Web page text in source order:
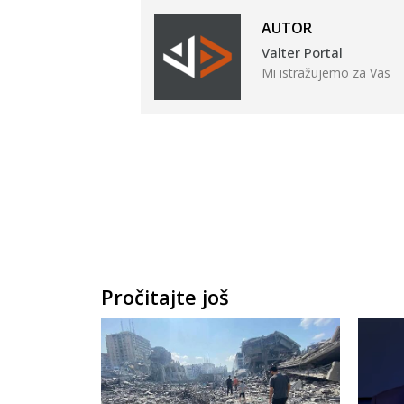
AUTOR
Valter Portal
Mi istražujemo za Vas
Pročitajte još